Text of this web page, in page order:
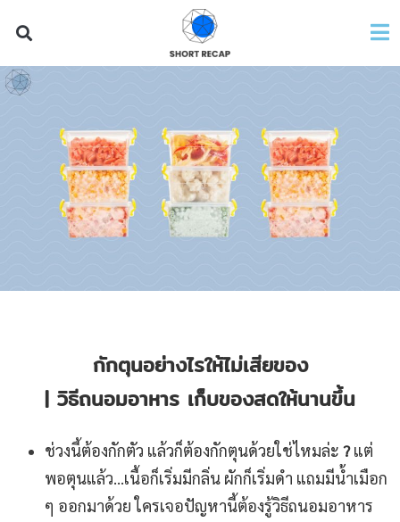
กักตุนอย่างไรให้ไม่เสียของ
| วิธีถนอมอาหาร เก็บของสดให้นานขึ้น
ช่วงนี้ต้องกักตัว แล้วก็ต้องกักตุนด้วยใช่ไหมล่ะ ?แต่
พอตุนแล้ว…เนื้อก็เริ่มมีกลิ่น ผักก็เริ่มดำ แถมมีน้ำเมือก
ๆ ออกมาด้วย ใครเจอปัญหานี้ต้องรู้วิธีถนอมอาหาร